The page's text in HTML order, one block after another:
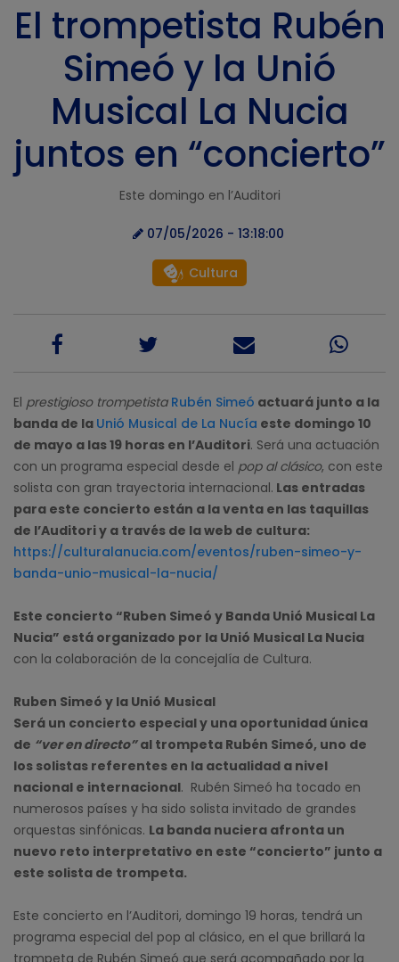
El trompetista Rubén
Simeó y la Unió
Musical La Nucia
juntos en “concierto”
Este domingo en l’Auditori
07/05/2026 - 13:18:00
Cultura
El prestigioso trompetista Rubén Simeó actuará junto a la
banda de la Unió Musical de La Nucía este domingo 10
de mayo a las 19 horas en l’Auditori. Será una actuación
con un programa especial desde el pop al clásico, con este
solista con gran trayectoria internacional. Las entradas
para este concierto están a la venta en las taquillas
de l’Auditori y a través de la web de cultura:
https://culturalanucia.com/eventos/ruben-simeo-y-
banda-unio-musical-la-nucia/
Este concierto “Ruben Simeó y Banda Unió Musical La
Nucia” está organizado por la Unió Musical La Nucia
con la colaboración de la concejalía de Cultura.
Ruben Simeó y la Unió Musical
Será un concierto especial y una oportunidad única
de “ver en directo”al trompeta Rubén Simeó, uno de
los solistas referentes en la actualidad a nivel
nacional e internacional. Rubén Simeó ha tocado en
numerosos países y ha sido solista invitado de grandes
orquestas sinfónicas. La banda nuciera afronta un
nuevo reto interpretativo en este “concierto” junto a
este solista de trompeta.
Este concierto en l’Auditori, domingo 19 horas, tendrá un
programa especial del pop al clásico, en el que brillará la